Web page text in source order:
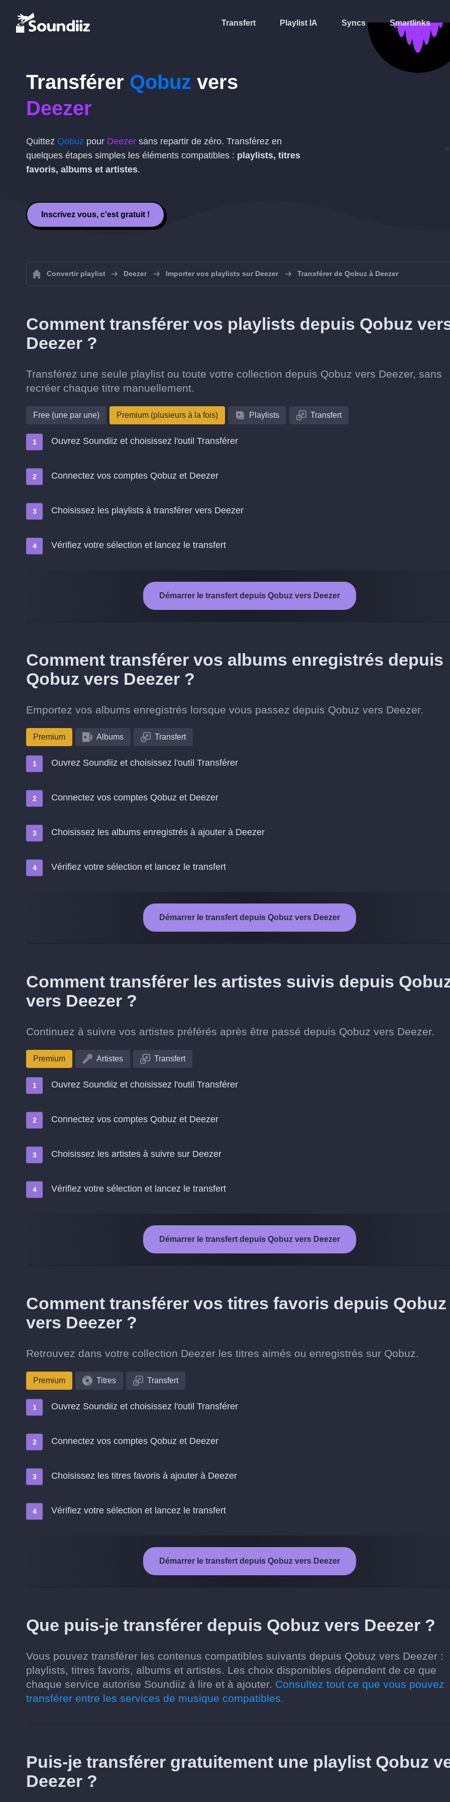
Transfert Playlist IA Syncs Smartlinks
Transférer Qobuz vers
Deezer
Quittez Qobuz pour Deezer sans repartir de zéro. Transférez en
quelques étapes simples les éléments compatibles : playlists, titres
favoris, albums et artistes.
Inscrivez vous, c'est gratuit !
Convertir playlist Deezer Importer vos playlists sur Deezer Transférer de Qobuz à Deezer
Comment transférer vos playlists depuis Qobuz
Deezer ?
Transférez une seule playlist ou toute votre collection depuis Qobuz vers Deezer, sans
recréer chaque titre manuellement.
Free (une par une) Premium (plusieurs à la fois) Playlists Transfert
Ouvrez Soundiiz et choisissez l'outil Transférer
Connectez vos comptes Qobuz et Deezer
Choisissez les playlists à transférer vers Deezer
Vérifiez votre sélection et lancez le transfert
Démarrer le transfert depuis Qobuz vers Deezer
Comment transférer vos albums enregistrés depuis
Qobuz vers Deezer ?
Emportez vos albums enregistrés lorsque vous passez depuis Qobuz vers Deezer.
Premium Albums Transfert
Ouvrez Soundiiz et choisissez l'outil Transférer
Connectez vos comptes Qobuz et Deezer
Choisissez les albums enregistrés à ajouter à Deezer
Vérifiez votre sélection et lancez le transfert
Démarrer le transfert depuis Qobuz vers Deezer
Comment transférer les artistes suivis depuis
vers Deezer ?
Continuez à suivre vos artistes préférés après être passé depuis Qobuz vers Deezer.
Premium Artistes Transfert
Ouvrez Soundiiz et choisissez l'outil Transférer
Connectez vos comptes Qobuz et Deezer
Choisissez les artistes à suivre sur Deezer
Vérifiez votre sélection et lancez le transfert
Démarrer le transfert depuis Qobuz vers Deezer
Comment transférer vos titres favoris depuis Qobuz
vers Deezer ?
Retrouvez dans votre collection Deezer les titres aimés ou enregistrés sur Qobuz.
Premium Titres Transfert
Ouvrez Soundiiz et choisissez l'outil Transférer
Connectez vos comptes Qobuz et Deezer
Choisissez les titres favoris à ajouter à Deezer
Vérifiez votre sélection et lancez le transfert
Démarrer le transfert depuis Qobuz vers Deezer
Que puis-je transférer depuis Qobuz vers Deezer ?
Vous pouvez transférer les contenus compatibles suivants depuis Qobuz vers Deezer :
playlists, titres favoris, albums et artistes. Les choix disponibles dépendent de ce que
chaque service autorise Soundiiz à lire et à ajouter. Consultez tout ce que vous pouvez
transférer entre les services de musique compatibles.
Puis-je transférer gratuitement une playlist Qobuz
Deezer ?